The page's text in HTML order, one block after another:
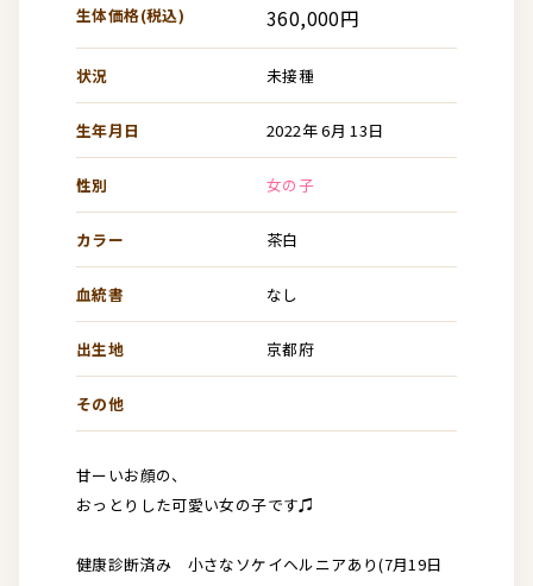
生体価格(税込) 360,000円
状況 未接種
生年月日 2022年 6月 13日
性別 女の子
カラー 茶白
血統書 なし
出生地 京都府
その他
甘ーいお顔の、
おっとりした可愛い女の子です♫
健康診断済み 小さなソケイヘルニアあり(7月19日